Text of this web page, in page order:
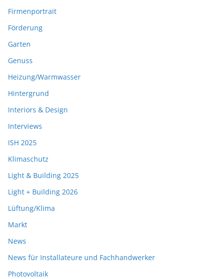
Firmenportrait
Förderung
Garten
Genuss
Heizung/Warmwasser
Hintergrund
Interiors & Design
Interviews
ISH 2025
Klimaschutz
Light & Building 2025
Light + Building 2026
Lüftung/Klima
Markt
News
News für Installateure und Fachhandwerker
Photovoltaik